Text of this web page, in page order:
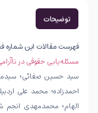
توضیحات
فهرست مقالات این
مسئله‌یابی حقوقی در ناآرامی‌های
سید حسین صفائی؛
احمدزاده؛ محمد علی
الهام؛ محمدمهدی انجم